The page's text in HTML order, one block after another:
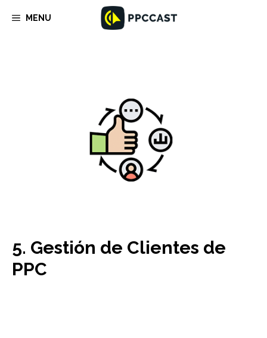
MENU
5. Gestión de Clientes de
PPC